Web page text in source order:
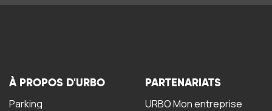
À PROPOS D'URBO
Parking
PARTENARIATS
URBO Mon entreprise